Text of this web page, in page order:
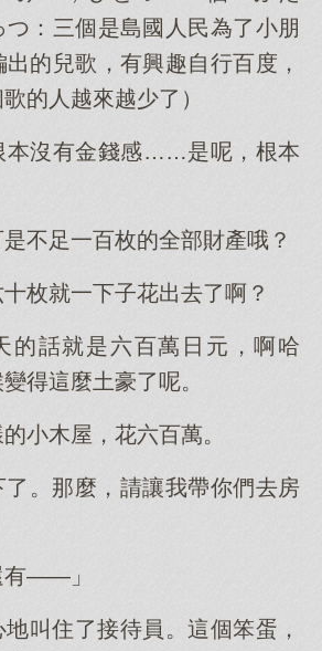
：三個是島國人民為了小朋
的兒歌，有興趣自行百度，
的人越來越少了）
本沒有金錢感……是呢，根本
不足一百枚的全部財產哦？
枚就一下子花出去了啊？
的話就是六百萬日元，啊哈
得這麼土豪了呢。
小木屋，花六百萬。
了。那麼，請讓我帶你們去房
有——」
叫住了接待員。這個笨蛋，